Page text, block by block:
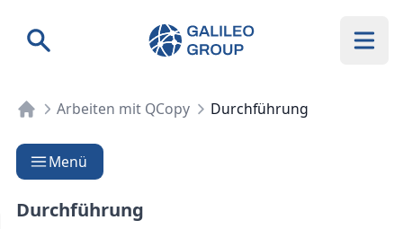
Suche Galileo Group AG
Arbeiten mit QCopy Durchführung
Menü
Durchführung